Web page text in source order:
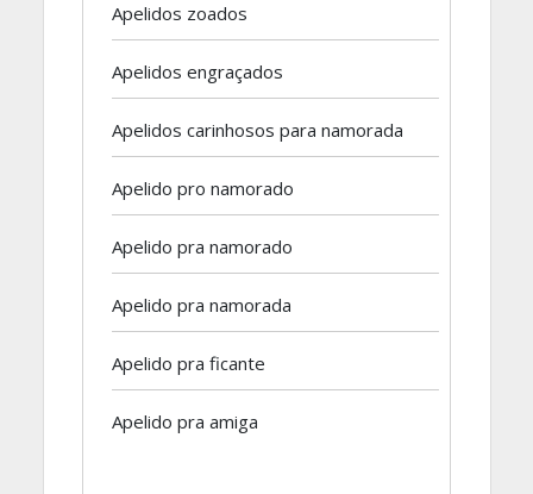
Apelidos zoados
Apelidos engraçados
Apelidos carinhosos para namorada
Apelido pro namorado
Apelido pra namorado
Apelido pra namorada
Apelido pra ficante
Apelido pra amiga